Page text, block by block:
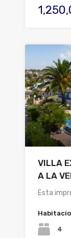
VILLA
A LA
Esta
4